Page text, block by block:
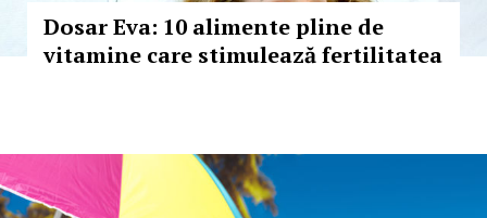
Dosar Eva: 10 alimente pline de
vitamine care stimulează fertilitatea